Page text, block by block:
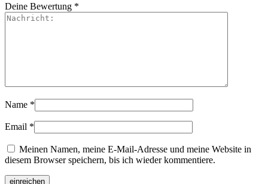
Deine Bewertung *
Name *
Email *
Meinen Namen, meine E-Mail-Adresse und meine Website in
diesem Browser speichern, bis ich wieder kommentiere.